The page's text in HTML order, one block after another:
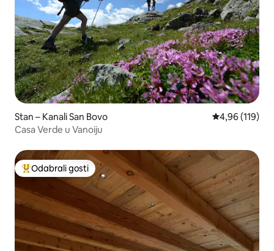
Stan – Kanali San Bovo Prosječna
4,96 (119)
Casa Verde u Vanoiju
Među najviše rangiranima s oznakom „Odabrali gosti”
Odabrali gosti